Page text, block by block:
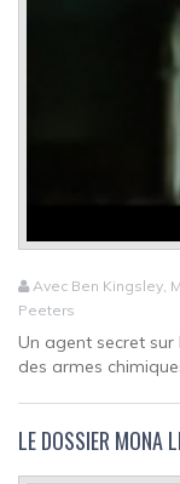
Avec Ben Kingsley,
Peeters
Un agent secret
des armes
LE DOSSIER MONA